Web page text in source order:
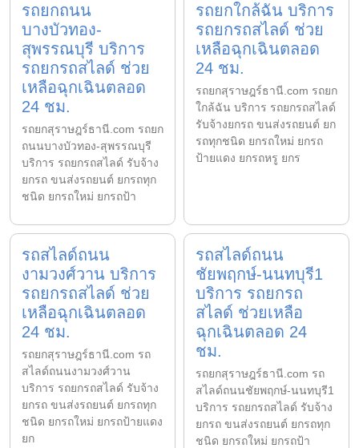
รถยกถนน
บางบัวทอง-
สุพรรณบุรี บริการ
รถยกรถสไลด์ ช่วย
เหลือฉุกเฉินตลอด
24 ชม.
รถยกสุราษฎร์ธานี.com รถยก
ถนนบางบัวทอง-สุพรรณบุรี
บริการ รถยกรถสไลด์ รับจ้าง
ยกรถ ขนส่งรถยนต์ ยกรถทุก
ชนิด ยกรถใหม่ ยกรถป้า
รถยกใกล้ฉัน บริการ
รถยกรถสไลด์ ช่วย
เหลือฉุกเฉินตลอด
24 ชม.
รถยกสุราษฎร์ธานี.com รถยก
ใกล้ฉัน บริการ รถยกรถสไลด์
รับจ้างยกรถ ขนส่งรถยนต์ ยก
รถทุกชนิด ยกรถใหม่ ยกรถ
ป้ายแดง ยกรถหรู ยกร
รถสไลด์ถนน
งามวงศ์วาน บริการ
รถยกรถสไลด์ ช่วย
เหลือฉุกเฉินตลอด
24 ชม.
รถยกสุราษฎร์ธานี.com รถ
สไลด์ถนนงามวงศ์วาน
บริการ รถยกรถสไลด์ รับจ้าง
ยกรถ ขนส่งรถยนต์ ยกรถทุก
ชนิด ยกรถใหม่ ยกรถป้ายแดง
ยก
รถสไลด์ถนน
ชัยพฤกษ์-นนทบุรี1
บริการ รถยกรถ
สไลด์ ช่วยเหลือ
ฉุกเฉินตลอด 24
ชม.
รถยกสุราษฎร์ธานี.com รถ
สไลด์ถนนชัยพฤกษ์-นนทบุรี1
บริการ รถยกรถสไลด์ รับจ้าง
ยกรถ ขนส่งรถยนต์ ยกรถทุก
ชนิด ยกรถใหม่ ยกรถป้า